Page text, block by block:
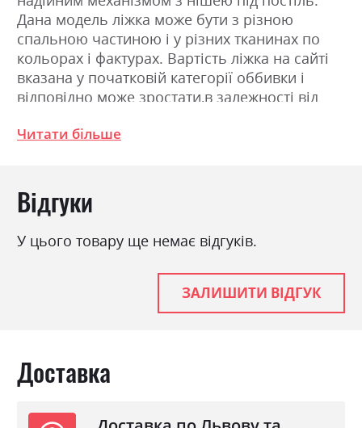
Дана модель ліжка може бути з різною
спальною частиною і у різних тканинах по
кольорах і фактурах. Вартість ліжка на сайті
вказана у початковій категорії оббивки і
відповідно може зростати,в залежності від
наших менеджерів.
Навантаження на одне
140х200
З підставкою під матрац
Читати більше
Відгуки
У цього товару ще немає відгуків.
ЗАЛИШИТИ ВІДГУК
Доставка